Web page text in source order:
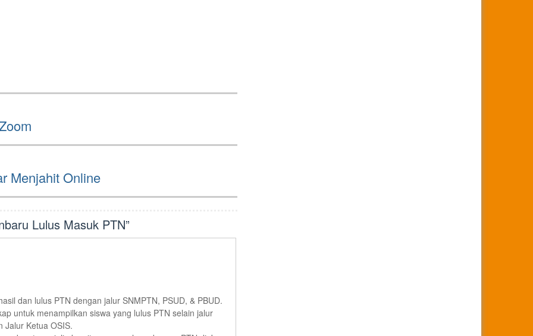
Menjahit Online
Lulus Masuk PTN”
dan lulus PTN dengan jalur SNMPTN, PSUD, & PBUD.
untuk menampilkan siswa yang lulus PTN selain jalur
Jalur Ketua OSIS.